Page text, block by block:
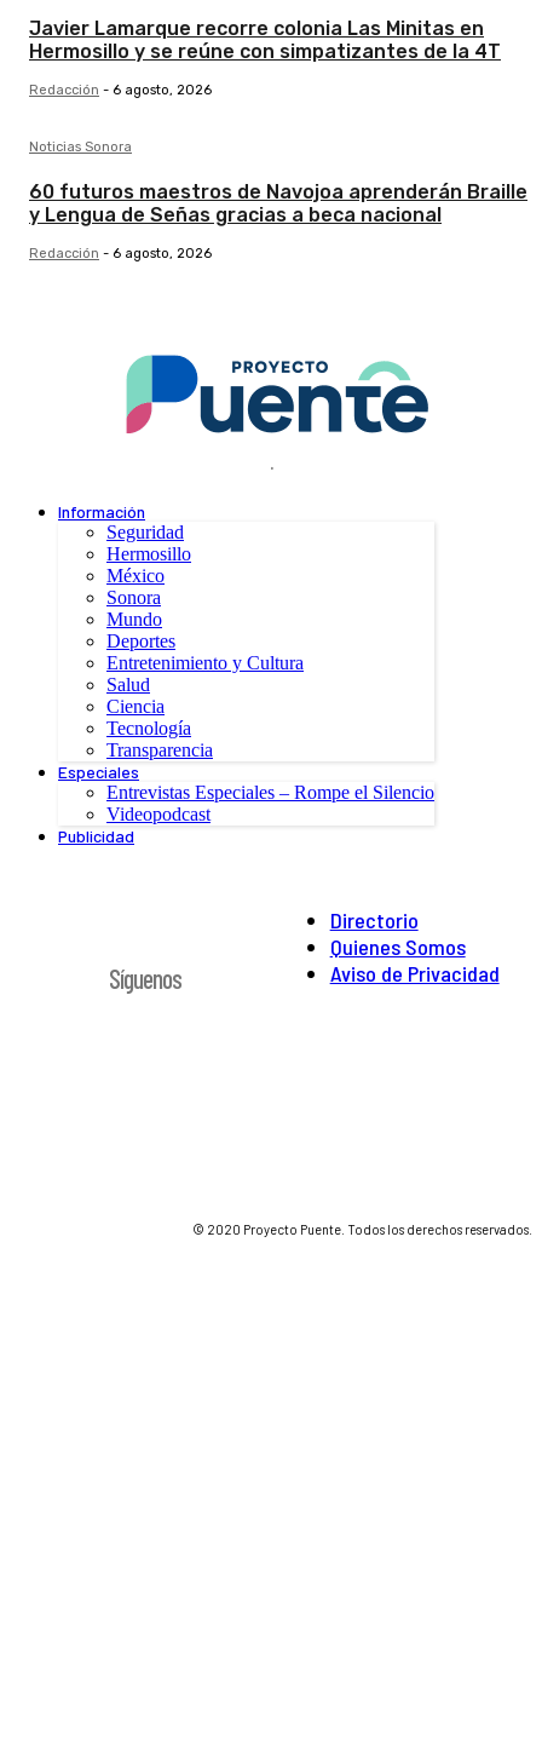
Javier Lamarque recorre colonia Las Minitas en
Hermosillo y se reúne con simpatizantes de la 4T
Redacción - 6 agosto, 2026
Noticias Sonora
60 futuros maestros de Navojoa aprenderán Braille
y Lengua de Señas gracias a beca nacional
Redacción - 6 agosto, 2026
.
Información
Seguridad
Hermosillo
México
Sonora
Mundo
Deportes
Entretenimiento y Cultura
Salud
Ciencia
Tecnología
Transparencia
Especiales
Entrevistas Especiales – Rompe el Silencio
Videopodcast
Publicidad
Directorio
Quienes Somos
Aviso de Privacidad
Síguenos
© 2020 Proyecto Puente. Todos los derechos reservados.